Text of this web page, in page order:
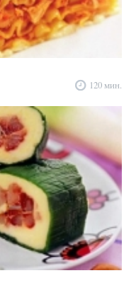
120 мин.